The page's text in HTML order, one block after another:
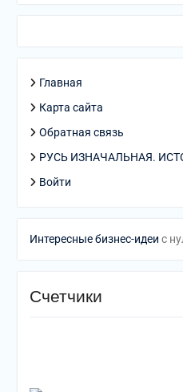
Главная
Карта сайта
Обратная связь
РУСЬ ИЗНАЧАЛЬНАЯ.
Войти
Интересные бизнес-идеи с
Счетчики